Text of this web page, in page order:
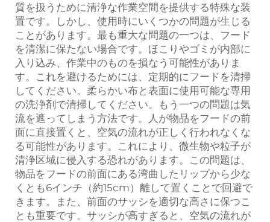
質を扱うために清浄な作業空間を提供する特殊な装
置です。しかし、使用時にいくつかの問題が生じる
ことがあります。最も重大な問題の一つは、フード
を清潔に保たない場合です。ほこりやゴミが内部に
入り込み、作業中のものを損なう可能性がありま
す。これを避けるためには、定期的にフードを清掃
してください。柔らかい布と表面に使用可能な専用
の洗浄剤で清掃してください。もう一つの問題は気
流を遮ってしまう方法です。人が物品をフードの前
面に直接置くと、空気の流れが正しく行われなくな
る可能性があります。これにより、微生物や粒子が
清浄区域に侵入する恐れがあります。この問題は、
物品をフードの前面にある湾曲したリップから少な
くとも6インチ（約15cm）離して置くことで回避で
きます。また、前面のサッシを適切な高さに保つこ
とも重要です。サッシが高すぎると、空気の流れが